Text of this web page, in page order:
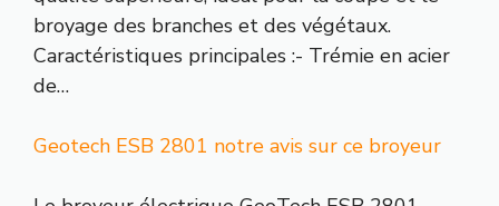
broyage des branches et des végétaux.
Caractéristiques principales :- Trémie en acier
de…
Geotech ESB 2801 notre avis sur ce broyeur